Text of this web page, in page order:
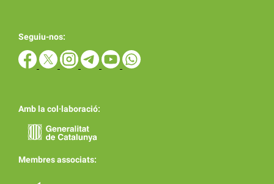
Seguiu-nos:
Amb la col·laboració:
Membres associats: